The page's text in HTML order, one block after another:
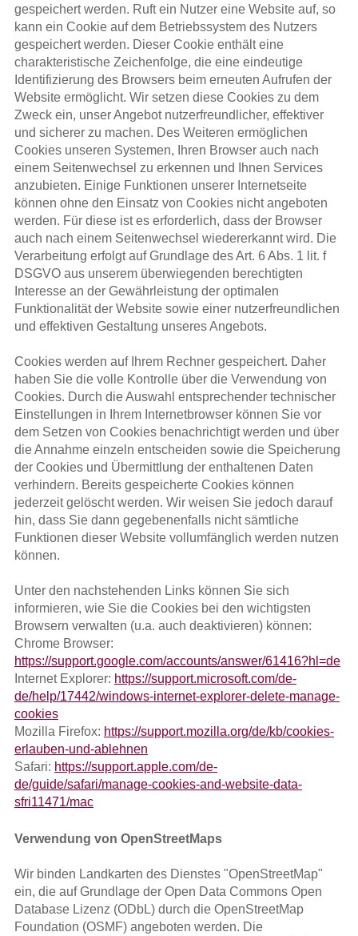
gespeichert werden. Ruft ein Nutzer eine Website auf, so
kann ein Cookie auf dem Betriebssystem des Nutzers
gespeichert werden. Dieser Cookie enthält eine
charakteristische Zeichenfolge, die eine eindeutige
Identifizierung des Browsers beim erneuten Aufrufen der
Website ermöglicht. Wir setzen diese Cookies zu dem
Zweck ein, unser Angebot nutzerfreundlicher, effektiver
und sicherer zu machen. Des Weiteren ermöglichen
Cookies unseren Systemen, Ihren Browser auch nach
einem Seitenwechsel zu erkennen und Ihnen Services
anzubieten. Einige Funktionen unserer Internetseite
können ohne den Einsatz von Cookies nicht angeboten
werden. Für diese ist es erforderlich, dass der Browser
auch nach einem Seitenwechsel wiedererkannt wird. Die
Verarbeitung erfolgt auf Grundlage des Art. 6 Abs. 1 lit. f
DSGVO aus unserem überwiegenden berechtigten
Interesse an der Gewährleistung der optimalen
Funktionalität der Website sowie einer nutzerfreundlichen
und effektiven Gestaltung unseres Angebots.
Cookies werden auf Ihrem Rechner gespeichert. Daher
haben Sie die volle Kontrolle über die Verwendung von
Cookies. Durch die Auswahl entsprechender technischer
Einstellungen in Ihrem Internetbrowser können Sie vor
dem Setzen von Cookies benachrichtigt werden und über
die Annahme einzeln entscheiden sowie die Speicherung
der Cookies und Übermittlung der enthaltenen Daten
verhindern. Bereits gespeicherte Cookies können
jederzeit gelöscht werden. Wir weisen Sie jedoch darauf
hin, dass Sie dann gegebenenfalls nicht sämtliche
Funktionen dieser Website vollumfänglich werden nutzen
können.
Unter den nachstehenden Links können Sie sich
informieren, wie Sie die Cookies bei den wichtigsten
Browsern verwalten (u.a. auch deaktivieren) können:
Chrome Browser:
https://support.google.com/accounts/answer/61416?hl=de
Internet Explorer: https://support.microsoft.com/de-
de/help/17442/windows-internet-explorer-delete-manage-
cookies
Mozilla Firefox: https://support.mozilla.org/de/kb/cookies-
erlauben-und-ablehnen
Safari: https://support.apple.com/de-
de/guide/safari/manage-cookies-and-website-data-
sfri11471/mac
Verwendung von OpenStreetMaps
Wir binden Landkarten des Dienstes "OpenStreetMap"
ein, die auf Grundlage der Open Data Commons Open
Database Lizenz (ODbL) durch die OpenStreetMap
Foundation (OSMF) angeboten werden. Die